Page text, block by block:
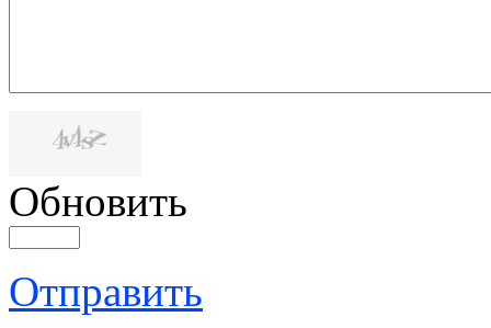
Обновить
Отправить